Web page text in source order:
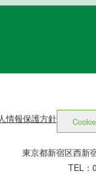
情報保護方針
東京都新宿区西新
TEL：